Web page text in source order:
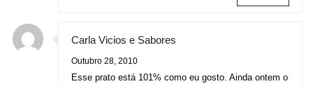
Carla Vicios e Sabores
Outubro 28, 2010
Esse prato está 101% como eu gosto. Ainda ontem o